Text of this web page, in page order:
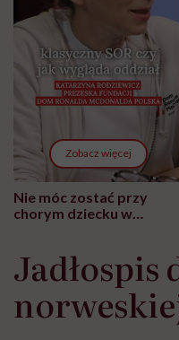
Zobacz więcej
Nie móc zostać przy
chorym dziecku w
może chyba tylko
głupota i brak
Jadłospis